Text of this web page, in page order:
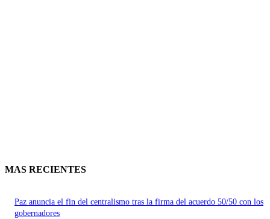
MAS RECIENTES
Paz anuncia el fin del centralismo tras la firma del acuerdo 50/50 con los
gobernadores